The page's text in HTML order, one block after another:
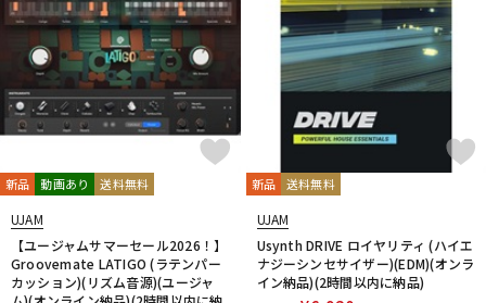
新品 動画あり 送料無料
UJAM
【ユージャムサマーセール2026！】
Groovemate LATIGO (ラテンパー
カッション)(リズム音源)(ユージャ
新品 送料無料
UJAM
Usynth DRIVE ロイヤリティ (ハイエ
ナジーシンセサイザー)(EDM)(オンラ
イン納品)(2時間以内に納品)